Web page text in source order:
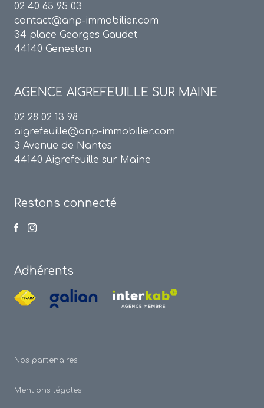
02 40 65 95 03
contact@anp-immobilier.com
34 place Georges Gaudet
44140 Geneston
AGENCE AIGREFEUILLE SUR MAINE
02 28 02 13 98
aigrefeuille@anp-immobilier.com
3 Avenue de Nantes
44140 Aigrefeuille sur Maine
Restons connecté
Adhérents
Nos partenaires
Mentions légales